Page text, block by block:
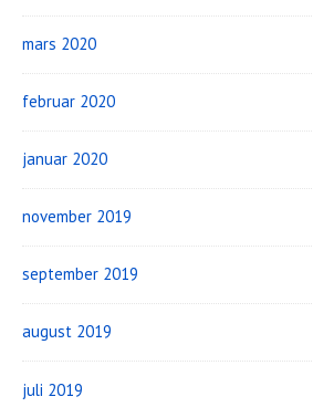
mars 2020
februar 2020
januar 2020
november 2019
september 2019
august 2019
juli 2019